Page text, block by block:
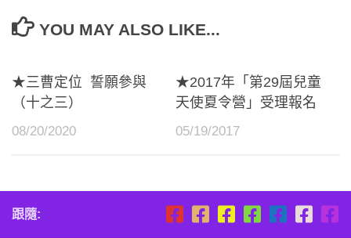
YOU MAY ALSO LIKE...
★三曹定位 誓願參與
（十之三）
08/20/2020
★2017年「第29屆兒童
天使夏令營」受理報名
05/19/2017
跟隨: